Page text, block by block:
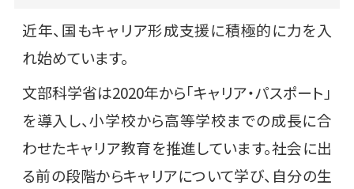
近年、国もキャリア形成支援に積極的に力を入
れ始めています。
文部科学省は2020年から「キャリア・パスポート」
を導入し、小学校から高等学校までの成長に合
わせたキャリア教育を推進しています。社会に出
る前の段階からキャリアについて学び、自分の生